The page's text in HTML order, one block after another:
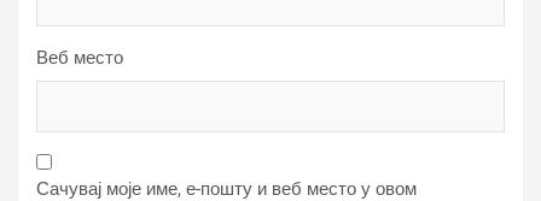
Веб место
Сачувај моје име, е-пошту и веб место у овом